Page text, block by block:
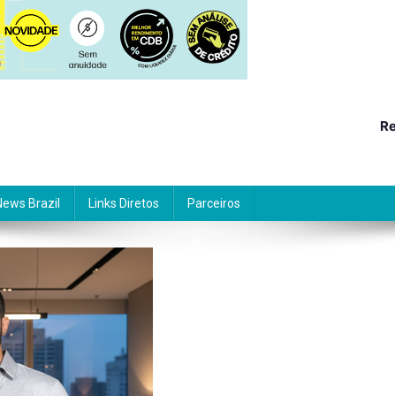
Brazil Links Diretos Parceiros